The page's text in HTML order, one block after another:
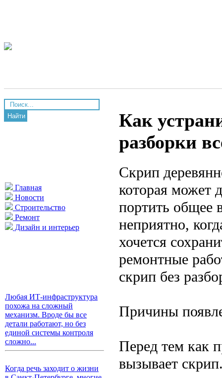
Найти
Главная
Новости
Строительство
Ремонт
Дизайн и интерьер
Любая ИТ-инфраструктура
похожа на сложный
механизм. Вроде бы все
детали работают, но без
единой системы контроля
сложно...
Когда речь заходит о жизни
Как
разборки
Скрип
которая может
портить общее
неприятно,
хочется
ремонтные
скрип без
Причины
Перед тем как
вызывает